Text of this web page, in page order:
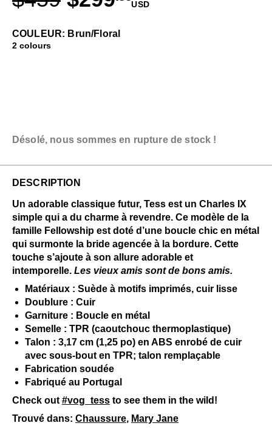
USD
COULEUR: Brun/Floral
2 colours
Désolé, nous sommes en rupture de stock !
DESCRIPTION
Un adorable classique futur, Tess est un Charles IX
simple qui a du charme à revendre. Ce modèle de la
famille Fellowship est doté d’une boucle chic en métal
qui surmonte la bride agencée à la bordure. Cette
touche s’ajoute à son allure adorable et
intemporelle. Les vieux amis sont de bons amis.
Matériaux : Suède à motifs imprimés, cuir lisse
Doublure : Cuir
Garniture : Boucle en métal
Semelle : TPR (caoutchouc thermoplastique)
Talon : 3,17 cm (1,25 po) en ABS enrobé de cuir
avec sous-bout en TPR; talon remplaçable
Fabrication soudée
Fabriqué au Portugal
Check out #vog_tess to see them in the wild!
Trouvé dans: Chaussure, Mary Jane